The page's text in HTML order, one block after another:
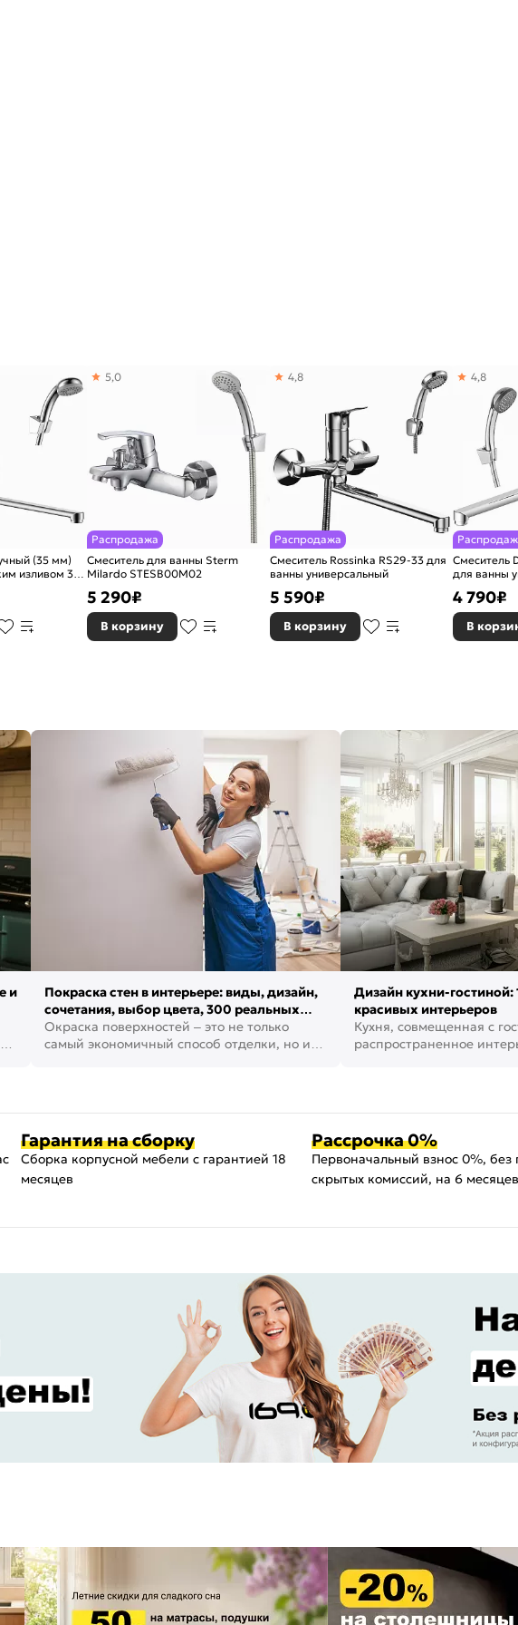
(35 мм)
изливом 350
Распродажа
Смеситель для ванны Sterm
Milardo STESB00M02
5,0
5 290₽
В корзину
Распродажа
Смеситель Rossinka RS29-33 для
ванны универсальный
4,8
5 590₽
В корзину
Смеситель
для ванны
4,8
4 790₽
В
и
Покраска стен в интерьере: виды, дизайн,
сочетания, выбор цвета, 300 реальных
фото
Окраска поверхностей – это не только
самый экономичный способ отделки, но и
Дизайн кухни-гостиной:
красивых интерьеров
Кухня, совмещенная с
распространенное
Гарантия на сборку
Сборка корпусной мебели с гарантией 18
месяцев
Рассрочка 0%
Первоначальный взнос 0%, без
скрытых комиссий, на 6